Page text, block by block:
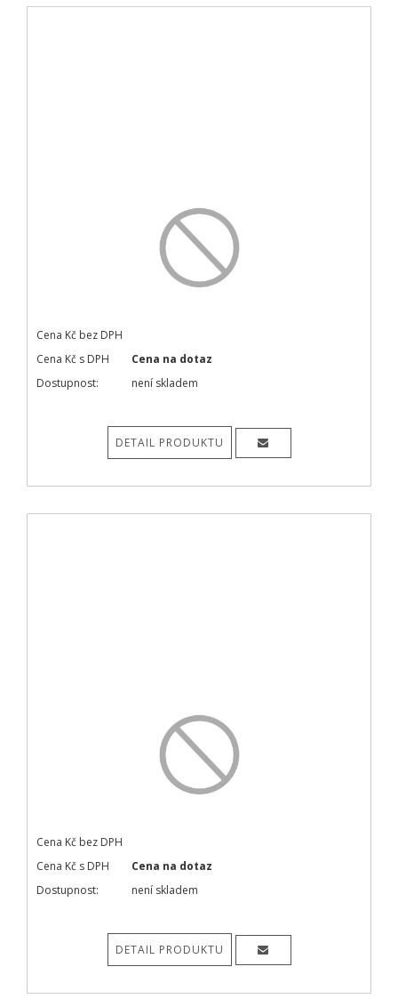
Cena Kč bez DPH
Cena Kč s DPH
Cena na dotaz
Dostupnost:
není skladem
DETAIL PRODUKTU
Cena Kč bez DPH
Cena Kč s DPH
Cena na dotaz
Dostupnost:
není skladem
DETAIL PRODUKTU